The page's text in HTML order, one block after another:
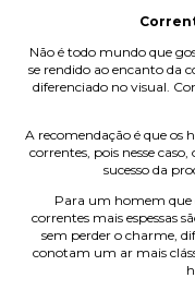
Não é todo mundo que
se rendido ao encanto da
diferenciado no visual.
A recomendação é que os
correntes, pois nesse
sucesso da
Para um homem que
correntes mais espessas
sem perder o charme,
conotam um ar mais